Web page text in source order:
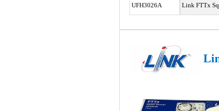
UFH3026A
Link FTTx